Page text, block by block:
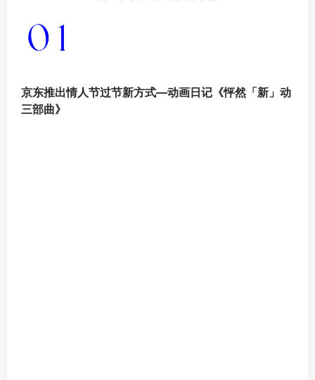
京东推出情人节过节新方式—动画日记《怦然「新」动
三部曲》